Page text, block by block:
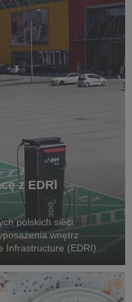
z EDRI
polskich sieci
wnętrz
Infrastructure (EDRI)
roku, pr...